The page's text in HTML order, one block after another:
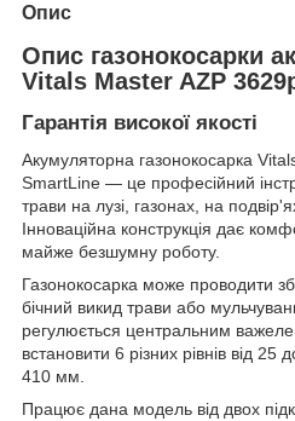
Опис
Опис газонокосарки
Vitals Master AZP
Гарантія високої якості
Акумуляторна газонокосарка
SmartLine — це професійний
трави на лузі, газонах, на
Інноваційна конструкція дає
майже безшумну роботу.
Газонокосарка може проводити
бічний викид трави або
регулюється центральним
встановити 6 різних рівнів від
410 мм.
Працює дана модель від двох